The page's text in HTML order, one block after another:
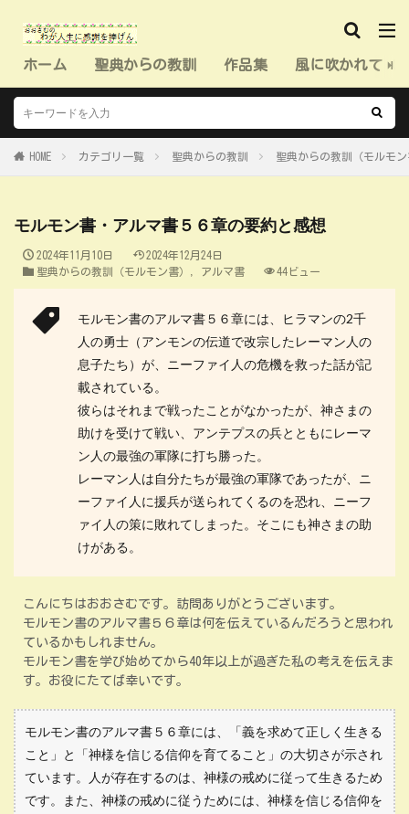
ホーム 聖典からの教訓 作品集 風に吹かれて（
HOME カテゴリ一覧 聖典からの教訓 聖典からの教訓（モルモ
モルモン書・アルマ書５６章の要約と感想
2024年11月10日
2024年12月24日
聖典からの教訓（モルモン書）
アルマ書 44ビュー
モルモン書のアルマ書５６章には、ヒラマンの2千
人の勇士（アンモンの伝道で改宗したレーマン人の
息子たち）が、ニーファイ人の危機を救った話が記
載されている。
彼らはそれまで戦ったことがなかったが、神さまの
助けを受けて戦い、アンテプスの兵とともにレーマ
ン人の最強の軍隊に打ち勝った。
レーマン人は自分たちが最強の軍隊であったが、ニ
ーファイ人に援兵が送られてくるのを恐れ、ニーフ
ァイ人の策に敗れてしまった。そこにも神さまの助
けがある。
こんにちはおおさむです。訪問ありがとうございます。
モルモン書のアルマ書５６章は何を伝えているんだろうと思われ
ているかもしれません。
モルモン書を学び始めてから40年以上が過ぎた私の考えを伝えま
す。お役にたてば幸いです。
モルモン書のアルマ書５６章には、「義を求めて正しく生きる
こと」と「神様を信じる信仰を育てること」の大切さが示され
ています。人が存在するのは、神様の戒めに従って生きるため
です。また、神様の戒めに従うためには、神様を信じる信仰を